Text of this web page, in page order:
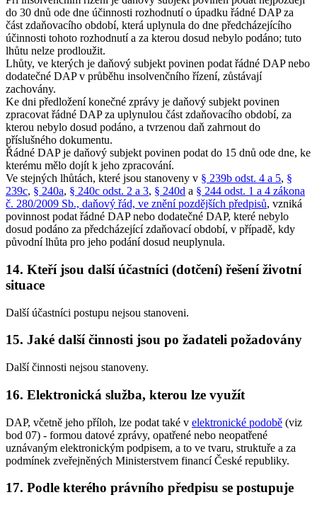
do 30 dnů ode dne účinnosti rozhodnutí o úpadku řádné DAP za
část zdaňovacího období, která uplynula do dne předcházejícího
účinnosti tohoto rozhodnutí a za kterou dosud nebylo podáno; tuto
lhůtu nelze prodloužit.
Lhůty, ve kterých je daňový subjekt povinen podat řádné DAP nebo
dodatečné DAP v průběhu insolvenčního řízení, zůstávají
zachovány.
Ke dni předložení konečné zprávy je daňový subjekt povinen
zpracovat řádné DAP za uplynulou část zdaňovacího období, za
kterou nebylo dosud podáno, a tvrzenou daň zahrnout do
příslušného dokumentu.
Řádné DAP je daňový subjekt povinen podat do 15 dnů ode dne, ke
kterému mělo dojít k jeho zpracování.
Ve stejných lhůtách, které jsou stanoveny v § 239b odst. 4 a 5, §
239c, § 240a, § 240c odst. 2 a 3, § 240d a § 244 odst. 1 a 4 zákona
č. 280/2009 Sb., daňový řád, ve znění pozdějších předpisů, vzniká
povinnost podat řádné DAP nebo dodatečné DAP, které nebylo
dosud podáno za předcházející zdaňovací období, v případě, kdy
původní lhůta pro jeho podání dosud neuplynula.
14. Kteří jsou další účastníci (dotčení) řešení životní
situace
Další účastníci postupu nejsou stanoveni.
15. Jaké další činnosti jsou po žadateli požadovány
Další činnosti nejsou stanoveny.
16. Elektronická služba, kterou lze využít
DAP, včetně jeho příloh, lze podat také v elektronické podobě (viz
bod 07) - formou datové zprávy, opatřené nebo neopatřené
uznávaným elektronickým podpisem, a to ve tvaru, struktuře a za
podmínek zveřejněných Ministerstvem financí České republiky.
17. Podle kterého právního předpisu se postupuje